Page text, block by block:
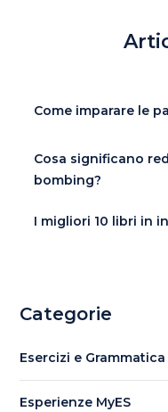
Come imparare le
Cosa significano
bombing?
I migliori 10 libri in
Categorie
Esercizi e Grammatica
Esperienze MyES